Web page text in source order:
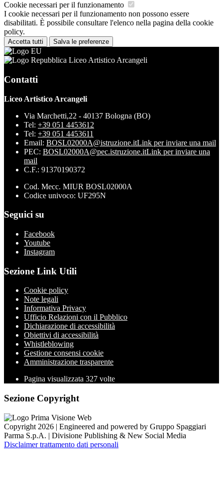
Cookie necessari per il funzionamento
I cookie necessari per il funzionamento non possono essere
disabilitati. È possibile consultare l'elenco nella pagina della cookie
policy.
Accetta tutti Salva le preferenze
Liceo Artistico Arcangeli
Contatti
Liceo Artistico Arcangeli
Via Marchetti,22 - 40137 Bologna (BO)
Tel: +39 051 4453612
Tel: +39 051 4453611
Email: BOSL02000A@istruzione.itLink per inviare una mail
PEC: BOSL02000A@pec.istruzione.itLink per inviare una
mail
C.F.: 91370190372
Cod. Mecc. MIUR BOSL02000A
Codice univoco: UF295N
Seguici su
Facebook
Youtube
Instagram
Sezione Link Utili
Cookie policy
Note legali
Informativa Privacy
Ufficio Relazioni con il Pubblico
Dichiarazione di accessibilità
Obiettivi di accessibilità
Whistleblowing
Gestione consensi cookie
Amministrazione trasparente
Pagina visualizzata 327 volte
Sezione Copyright
Copyright 2026 | Engineered and powered by Gruppo Spaggiari
Parma S.p.A. | Divisione Publishing & New Social Media
Disclaimer trattamento dati personali